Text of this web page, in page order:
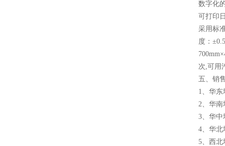
数字化
可打印
采用标
度：
次,可用
五、销
1、华
2、华南
3、华中
4、华北
5、西北